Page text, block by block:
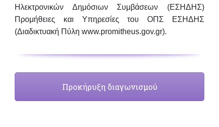
Ηλεκτρονικών Δημόσιων Συμβάσεων (ΕΣΗΔΗΣ)
Προμήθειες και Υπηρεσίες του ΟΠΣ ΕΣΗΔΗΣ
(Διαδικτυακή Πύλη www.promitheus.gov.gr).
Προκήρυξη διαγωνισμού